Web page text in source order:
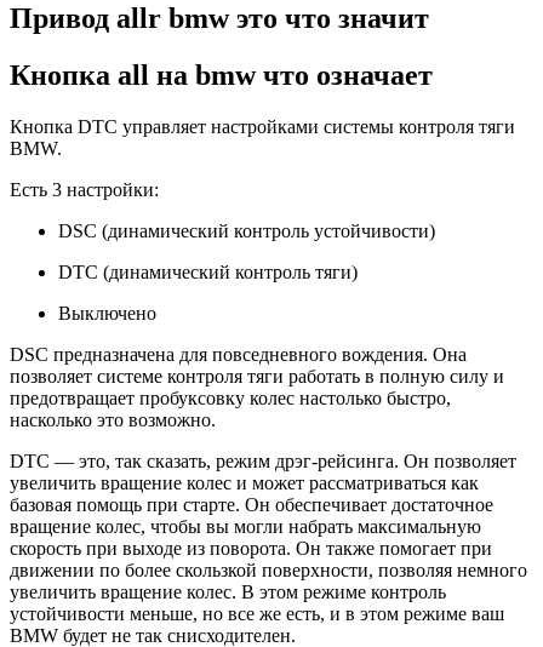
Привод allr bmw это что значит
Кнопка all на bmw что означает
Кнопка DTC управляет настройками системы контроля тяги
BMW.
Есть 3 настройки:
DSC (динамический контроль устойчивости)
DTC (динамический контроль тяги)
Выключено
DSC предназначена для повседневного вождения. Она
позволяет системе контроля тяги работать в полную силу и
предотвращает пробуксовку колес настолько быстро,
насколько это возможно.
DTC — это, так сказать, режим дрэг-рейсинга. Он позволяет
увеличить вращение колес и может рассматриваться как
базовая помощь при старте. Он обеспечивает достаточное
вращение колес, чтобы вы могли набрать максимальную
скорость при выходе из поворота. Он также помогает при
движении по более скользкой поверхности, позволяя немного
увеличить вращение колес. В этом режиме контроль
устойчивости меньше, но все же есть, и в этом режиме ваш
BMW будет не так снисходителен.